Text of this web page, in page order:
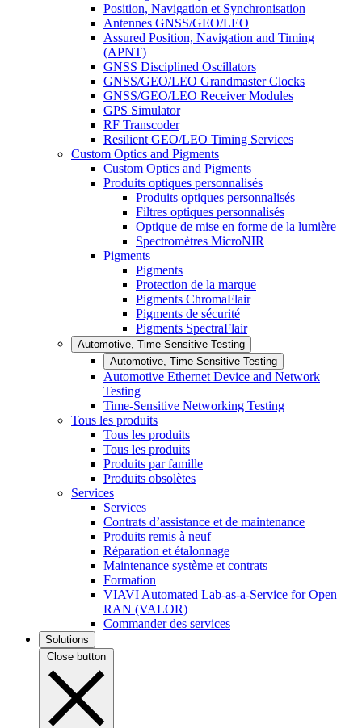
Position, Navigation et Synchronisation
Antennes GNSS/GEO/LEO
Assured Position, Navigation and Timing
(APNT)
GNSS Disciplined Oscillators
GNSS/GEO/LEO Grandmaster Clocks
GNSS/GEO/LEO Receiver Modules
GPS Simulator
RF Transcoder
Resilient GEO/LEO Timing Services
Custom Optics and Pigments
Custom Optics and Pigments
Produits optiques personnalisés
Produits optiques personnalisés
Filtres optiques personnalisés
Optique de mise en forme de la lumière
Spectromètres MicroNIR
Pigments
Pigments
Protection de la marque
Pigments ChromaFlair
Pigments de sécurité
Pigments SpectraFlair
Automotive, Time Sensitive Testing
Automotive, Time Sensitive Testing
Automotive Ethernet Device and Network
Testing
Time-Sensitive Networking Testing
Tous les produits
Tous les produits
Tous les produits
Produits par famille
Produits obsolètes
Services
Services
Contrats d’assistance et de maintenance
Produits remis à neuf
Réparation et étalonnage
Maintenance système et contrats
Formation
VIAVI Automated Lab-as-a-Service for Open
RAN (VALOR)
Commander des services
Solutions
Close button